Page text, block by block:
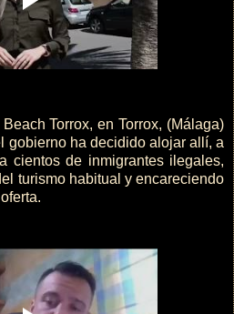
Torrox, en Torrox, (Málaga)
gobierno ha decidido alojar allí, a
cientos de inmigrantes ilegales,
turismo habitual y encareciendo